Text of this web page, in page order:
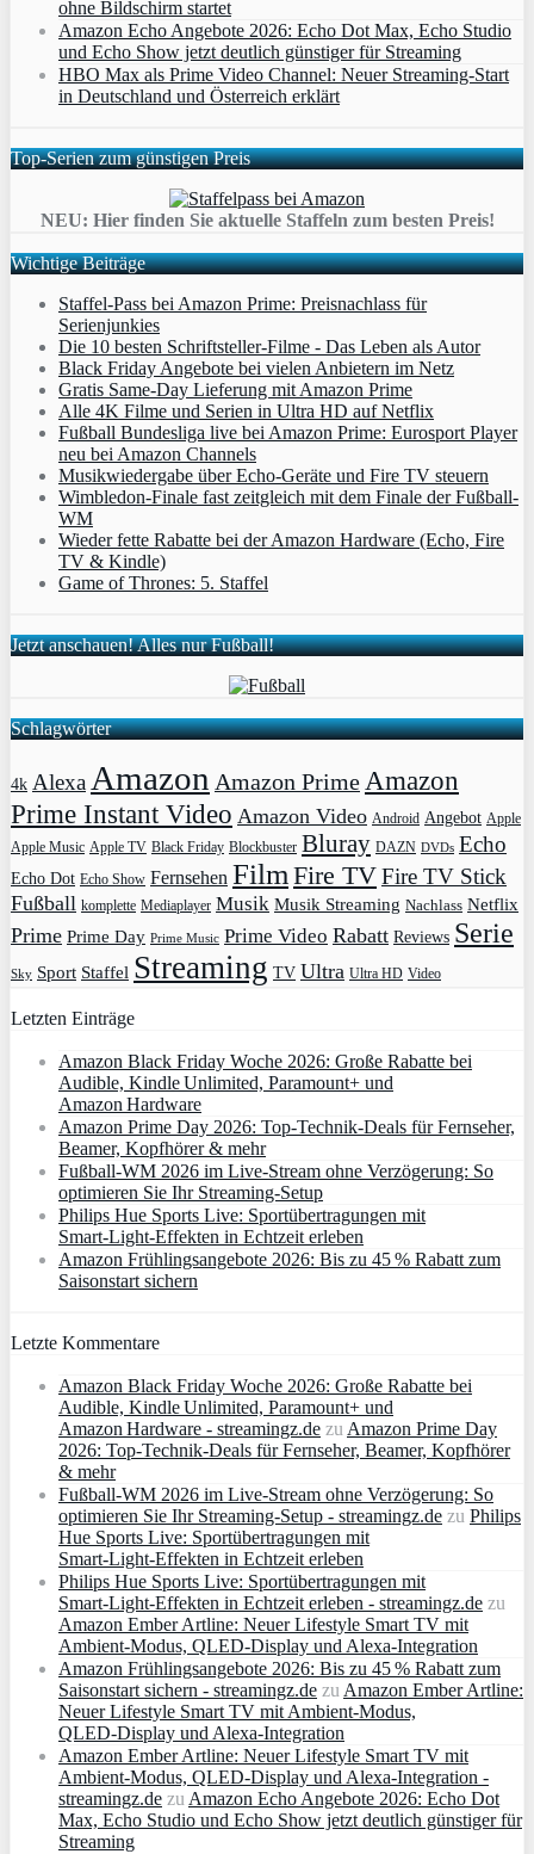
ohne Bildschirm startet
Amazon Echo Angebote 2026: Echo Dot Max, Echo Studio
und Echo Show jetzt deutlich günstiger für Streaming
HBO Max als Prime Video Channel: Neuer Streaming‑Start
in Deutschland und Österreich erklärt
Top-Serien zum günstigen Preis
NEU: Hier finden Sie aktuelle Staffeln zum besten Preis!
Wichtige Beiträge
Staffel-Pass bei Amazon Prime: Preisnachlass für
Serienjunkies
Die 10 besten Schriftsteller-Filme - Das Leben als Autor
Black Friday Angebote bei vielen Anbietern im Netz
Gratis Same-Day Lieferung mit Amazon Prime
Alle 4K Filme und Serien in Ultra HD auf Netflix
Fußball Bundesliga live bei Amazon Prime: Eurosport Player
neu bei Amazon Channels
Musikwiedergabe über Echo-Geräte und Fire TV steuern
Wimbledon-Finale fast zeitgleich mit dem Finale der Fußball-
WM
Wieder fette Rabatte bei der Amazon Hardware (Echo, Fire
TV & Kindle)
Game of Thrones: 5. Staffel
Jetzt anschauen! Alles nur Fußball!
Schlagwörter
4k Alexa Amazon Amazon PrimeAmazon
Prime Instant Video Amazon Video Android Angebot Apple
Apple Music Apple TV Black Friday Blockbuster Bluray DAZN DVDs Echo
Echo Dot Echo Show Fernsehen Film Fire TVFire TV Stick
Fußball komplette Mediaplayer Musik Musik Streaming Nachlass Netflix
Prime Prime Day Prime Music Prime Video Rabatt Reviews Serie
Sky Sport Staffel Streaming TV Ultra Ultra HD Video
Letzten Einträge
Amazon Black Friday Woche 2026: Große Rabatte bei
Audible, Kindle Unlimited, Paramount+ und
Amazon Hardware
Amazon Prime Day 2026: Top-Technik-Deals für Fernseher,
Beamer, Kopfhörer & mehr
Fußball-WM 2026 im Live-Stream ohne Verzögerung: So
optimieren Sie Ihr Streaming-Setup
Philips Hue Sports Live: Sportübertragungen mit
Smart‑Light‑Effekten in Echtzeit erleben
Amazon Frühlingsangebote 2026: Bis zu 45 % Rabatt zum
Saisonstart sichern
Letzte Kommentare
Amazon Black Friday Woche 2026: Große Rabatte bei
Audible, Kindle Unlimited, Paramount+ und
Amazon Hardware - streamingz.de zu Amazon Prime Day
2026: Top-Technik-Deals für Fernseher, Beamer, Kopfhörer
& mehr
Fußball-WM 2026 im Live-Stream ohne Verzögerung: So
optimieren Sie Ihr Streaming-Setup - streamingz.de zu Philips
Hue Sports Live: Sportübertragungen mit
Smart‑Light‑Effekten in Echtzeit erleben
Philips Hue Sports Live: Sportübertragungen mit
Smart‑Light‑Effekten in Echtzeit erleben - streamingz.de zu
Amazon Ember Artline: Neuer Lifestyle Smart TV mit
Ambient‑Modus, QLED‑Display und Alexa‑Integration
Amazon Frühlingsangebote 2026: Bis zu 45 % Rabatt zum
Saisonstart sichern - streamingz.de zu Amazon Ember Artline:
Neuer Lifestyle Smart TV mit Ambient‑Modus,
QLED‑Display und Alexa‑Integration
Amazon Ember Artline: Neuer Lifestyle Smart TV mit
Ambient‑Modus, QLED‑Display und Alexa‑Integration -
streamingz.de zu Amazon Echo Angebote 2026: Echo Dot
Max, Echo Studio und Echo Show jetzt deutlich günstiger für
Streaming